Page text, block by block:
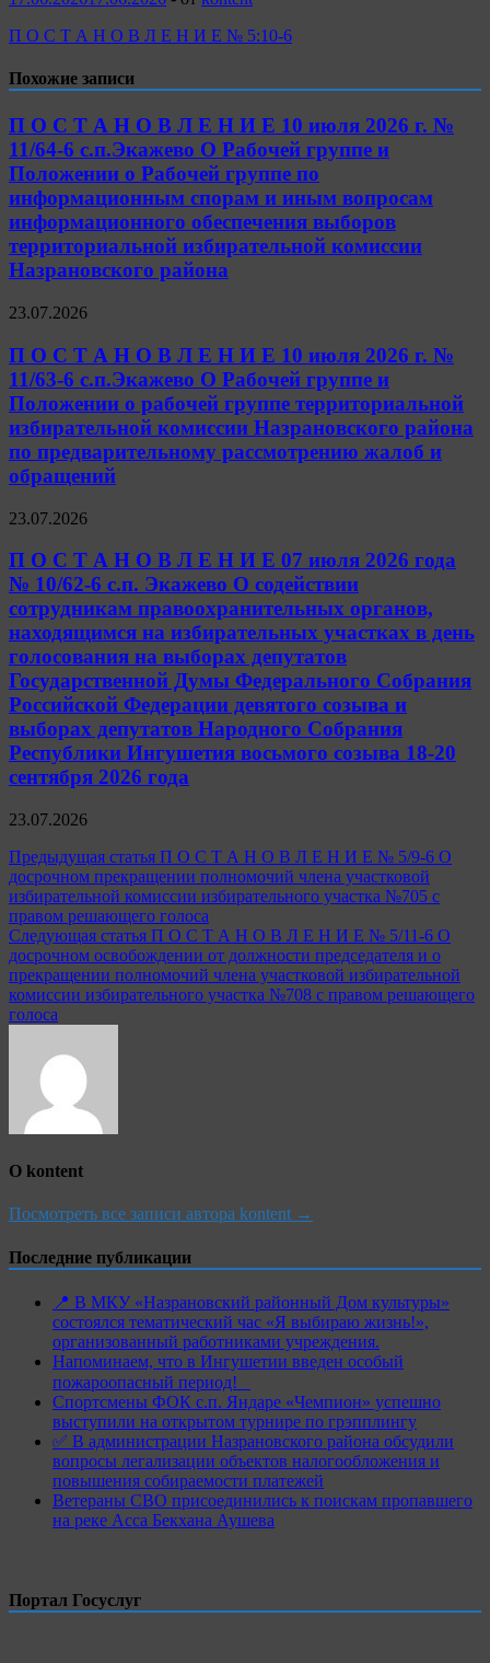
П О С Т А Н О В Л Е Н И Е № 5:10-6
Похожие записи
П О С Т А Н О В Л Е Н И Е 10 июля 2026 г. №
11/64-6 с.п.Экажево О Рабочей группе и
Положении о Рабочей группе по
информационным спорам и иным вопросам
информационного обеспечения выборов
территориальной избирательной комиссии
Назрановского района
23.07.2026
П О С Т А Н О В Л Е Н И Е 10 июля 2026 г. №
11/63-6 с.п.Экажево О Рабочей группе и
Положении о рабочей группе территориальной
избирательной комиссии Назрановского района
по предварительному рассмотрению жалоб и
обращений
23.07.2026
П О С Т А Н О В Л Е Н И Е 07 июля 2026 года
№ 10/62-6 с.п. Экажево О содействии
сотрудникам правоохранительных органов,
находящимся на избирательных участках в день
голосования на выборах депутатов
Государственной Думы Федерального Собрания
Российской Федерации девятого созыва и
выборах депутатов Народного Собрания
Республики Ингушетия восьмого созыва 18-20
сентября 2026 года
23.07.2026
Навигация
по
записям
Предыдущая статья П О С Т А Н О В Л Е Н И Е № 5/9-6 О
досрочном прекращении полномочий члена участковой
избирательной комиссии избирательного участка №705 с
правом решающего голоса
Следующая статья П О С Т А Н О В Л Е Н И Е № 5/11-6 О
досрочном освобождении от должности председателя и о
прекращении полномочий члена участковой избирательной
комиссии избирательного участка №708 с правом решающего
голоса
О kontent
Посмотреть все записи автора kontent →
Последние публикации
📍 В МКУ «Назрановский районный Дом культуры»
состоялся тематический час «Я выбираю жизнь!»,
организованный работниками учреждения.
Напоминаем, что в Ингушетии введен особый
пожароопасный период!⁣⁣⠀
Спортсмены ФОК с.п. Яндаре «Чемпион» успешно
выступили на открытом турнире по грэпплингу
✅ В администрации Назрановского района обсудили
вопросы легализации объектов налогообложения и
повышения собираемости платежей
Ветераны СВО присоединились к поискам пропавшего
на реке Асса Бекхана Аушева
Портал Госуслуг